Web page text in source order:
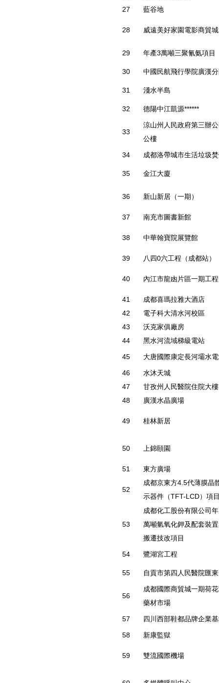
27
藍谷地
28 威遠美好家園電影商貿城
29 年產3萬噸三聚氰氨項目
30 中國民航飛行學院廣漢
31 淺水半島
32 德陽中江凱源******
33
涼山州人民政府第三辦
公樓
34 成都洛帶城市生活垃圾
35 金江大廈
36 新山新居（一期）
37 南充市圖書新館
38 中華翰寶院展覽館
39 八四0六工程（成都站）
40 內江市龍凼片區一期工程
41
成都喜瑪拉雅大酒店
42
電子科大清水河校區
43
沃克家俱廠房
44
黑水河流域梯級電站
45 大唐國際康定長河壩水
46
水沐天城
47
甘孜州人民醫院住院大樓
48
廣漢水晶廣場
49 桂林新居
50 上錦頤園
51 東方廣場
52
成都京東方4.5代薄膜晶
示器件（TFT-LCD）項
53
成都化工股份有限公司
萬噸氫氧化鉀及配套裝
搬遷技改項目
54 鷺湖宮工程
55 自貢市第四人民醫院匯
56
成都國際商貿城一期荷
藥材市場
57 四川西部鞋都品牌企業
58 新康監獄
59 雙流國際機場